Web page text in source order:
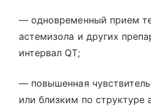
— одновременный прием
астемизола и других
интервал QT;
— повышенная
или близким по структуре